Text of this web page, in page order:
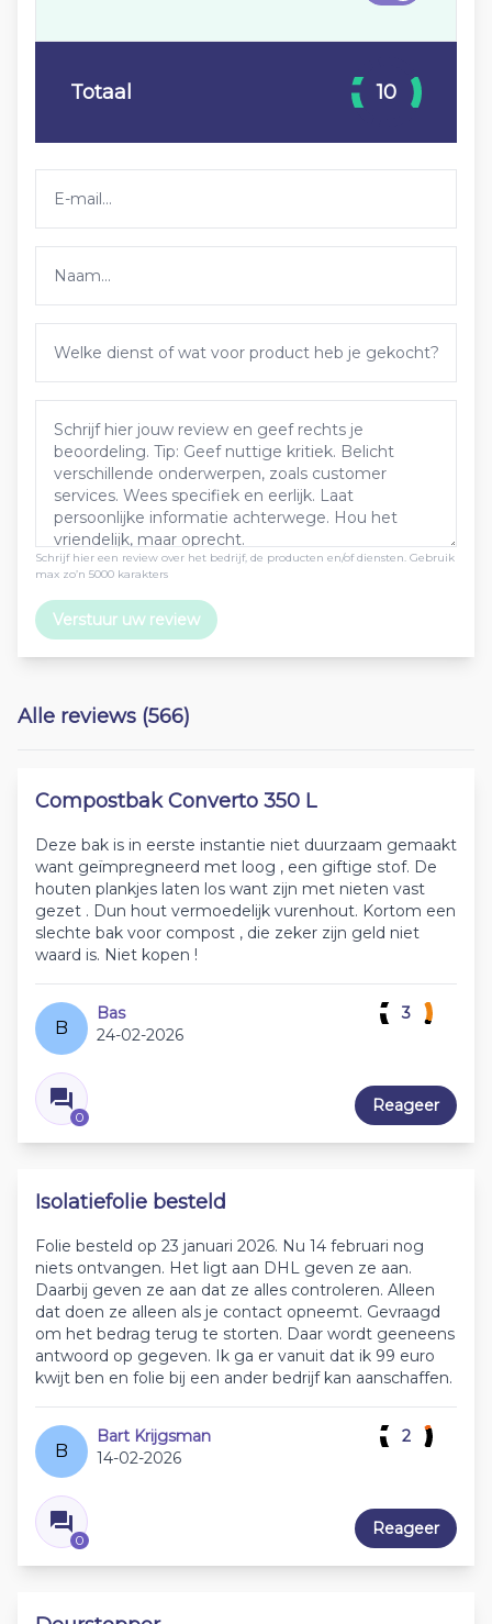
Schrijf hier een review over het bedrijf, de producten en/of diensten. Gebruik
max zo’n 5000 karakters
Verstuur uw review
Totaal 10
Alle reviews (566)
Compostbak Converto 350 L
Deze bak is in eerste instantie niet duurzaam gemaakt
want geïmpregneerd met loog , een giftige stof. De
houten plankjes laten los want zijn met nieten vast
gezet . Dun hout vermoedelijk vurenhout. Kortom een
slechte bak voor compost , die zeker zijn geld niet
waard is. Niet kopen !
B
Bas
24-02-2026
0
3
Reageer
Isolatiefolie besteld
Folie besteld op 23 januari 2026. Nu 14 februari nog
niets ontvangen. Het ligt aan DHL geven ze aan.
Daarbij geven ze aan dat ze alles controleren. Alleen
dat doen ze alleen als je contact opneemt. Gevraagd
om het bedrag terug te storten. Daar wordt geeneens
antwoord op gegeven. Ik ga er vanuit dat ik 99 euro
kwijt ben en folie bij een ander bedrijf kan aanschaffen.
B
Bart Krijgsman
14-02-2026
0
2
Reageer